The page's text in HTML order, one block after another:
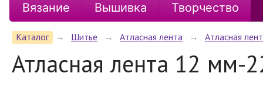
Вязание Вышивка Творчество
Каталог → Шитье → Атласная лента → Атласная
Атласная лента 12 мм-